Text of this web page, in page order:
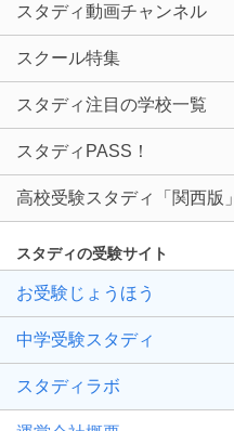
スタディ動画チャンネル
スクール特集
スタディ注目の学校一覧
スタディPASS！
高校受験スタディ「関西版」
スタディの受験サイト
お受験じょうほう
中学受験スタディ
スタディラボ